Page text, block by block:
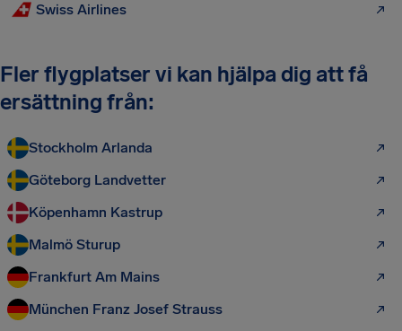
Swiss Airlines
Fler flygplatser vi kan hjälpa dig att få
ersättning från:
Stockholm Arlanda
Göteborg Landvetter
Köpenhamn Kastrup
Malmö Sturup
Frankfurt Am Mains
München Franz Josef Strauss